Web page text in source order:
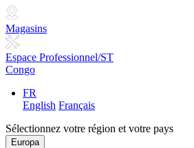
Magasins
Espace Professionnel/ST
Congo
FR
English Français
Sélectionnez votre région et votre pays
Europa